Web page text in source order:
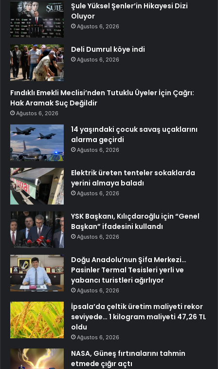
Şule Yüksel Şenler’in Hikayesi Dizi
Oluyor
Ağustos 6, 2026
Deli Dumrul köye indi
Ağustos 6, 2026
Fındıklı Emekli Meclisi’nden Tutuklu Üyeler İçin Çağrı:
Hak Aramak Suç Değildir
Ağustos 6, 2026
14 yaşındaki çocuk savaş uçaklarını
alarma geçirdi
Ağustos 6, 2026
Elektrik üreten tenteler sokaklarda
yerini almaya baladı
Ağustos 6, 2026
YSK Başkanı, Kılıçdaroğlu için “Genel
Başkan” ifadesini kullandı
Ağustos 6, 2026
Doğu Anadolu’nun Şifa Merkezi…
Pasinler Termal Tesisleri yerli ve
yabancı turistleri ağırlıyor
Ağustos 6, 2026
İpsala’da çeltik üretim maliyeti rekor
seviyede… 1 kilogram maliyeti 47,26 TL
oldu
Ağustos 6, 2026
NASA, Güneş fırtınalarını tahmin
etmede çığır açtı